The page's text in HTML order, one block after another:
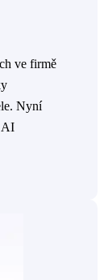
ve firmě
Nyní
AI